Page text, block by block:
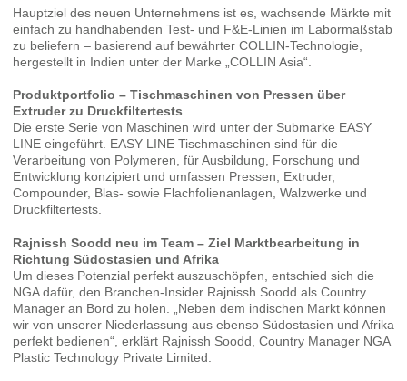
Hauptziel des neuen Unternehmens ist es, wachsende Märkte mit
einfach zu handhabenden Test- und F&E-Linien im Labormaßstab
zu beliefern – basierend auf bewährter COLLIN-Technologie,
hergestellt in Indien unter der Marke „COLLIN Asia“.
Produktportfolio – Tischmaschinen von Pressen über
Extruder zu Druckfiltertests
Die erste Serie von Maschinen wird unter der Submarke EASY
LINE eingeführt. EASY LINE Tischmaschinen sind für die
Verarbeitung von Polymeren, für Ausbildung, Forschung und
Entwicklung konzipiert und umfassen Pressen, Extruder,
Compounder, Blas- sowie Flachfolienanlagen, Walzwerke und
Druckfiltertests.
Rajnissh Soodd neu im Team – Ziel Marktbearbeitung in
Richtung Südostasien und Afrika
Um dieses Potenzial perfekt auszuschöpfen, entschied sich die
NGA dafür, den Branchen-Insider Rajnissh Soodd als Country
Manager an Bord zu holen. „Neben dem indischen Markt können
wir von unserer Niederlassung aus ebenso Südostasien und Afrika
perfekt bedienen“, erklärt Rajnissh Soodd, Country Manager NGA
Plastic Technology Private Limited.